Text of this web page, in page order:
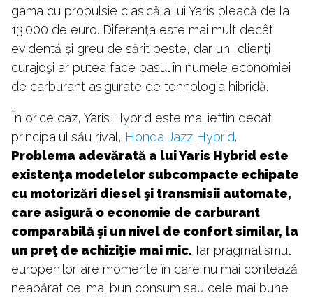
gama cu propulsie clasică a lui Yaris pleacă de la
13.000 de euro. Diferenţa este mai mult decât
evidentă şi greu de sărit peste, dar unii clienţi
curajoşi ar putea face pasul în numele economiei
de carburant asigurate de tehnologia hibridă.
În orice caz, Yaris Hybrid este mai ieftin decât
principalul său rival, Honda Jazz Hybrid.
Problema adevărată a lui Yaris Hybrid este
existenţa modelelor subcompacte echipate
cu motorizări diesel şi transmisii automate,
care asigură o economie de carburant
comparabilă şi un nivel de confort similar, la
un preţ de achiziţie mai mic. Iar pragmatismul
europenilor are momente în care nu mai contează
neapărat cel mai bun consum sau cele mai bune